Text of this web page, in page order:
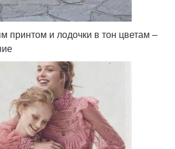
принтом и лодочки в тон цветам –